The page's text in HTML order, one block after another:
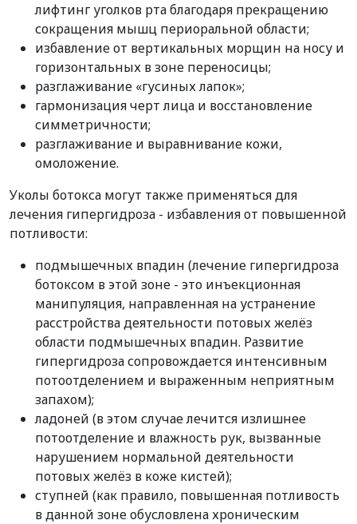
лифтинг уголков рта благодаря прекращению
сокращения мышц периоральной области;
избавление от вертикальных морщин на носу и
горизонтальных в зоне переносицы;
разглаживание «гусиных лапок»;
гармонизация черт лица и восстановление
симметричности;
разглаживание и выравнивание кожи,
омоложение.
Уколы ботокса могут также применяться для
лечения гипергидроза - избавления от повышенной
потливости:
подмышечных впадин (лечение гипергидроза
ботоксом в этой зоне - это инъекционная
манипуляция, направленная на устранение
расстройства деятельности потовых желёз
области подмышечных впадин. Развитие
гипергидроза сопровождается интенсивным
потоотделением и выраженным неприятным
запахом);
ладоней (в этом случае лечится излишнее
потоотделение и влажность рук, вызванные
нарушением нормальной деятельности
потовых желёз в коже кистей);
ступней (как правило, повышенная потливость
в данной зоне обусловлена хроническим